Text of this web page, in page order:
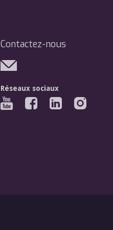
Contactez-nous
Réseaux sociaux